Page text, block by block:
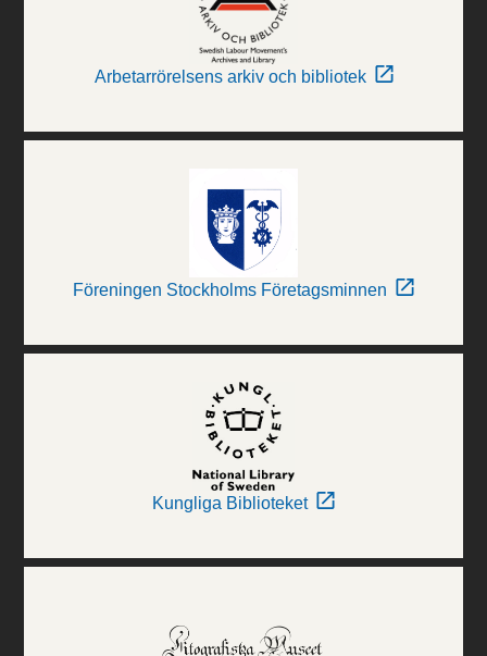
Arbetarrörelsens arkiv och bibliotek
Föreningen Stockholms Företagsminnen
Kungliga Biblioteket